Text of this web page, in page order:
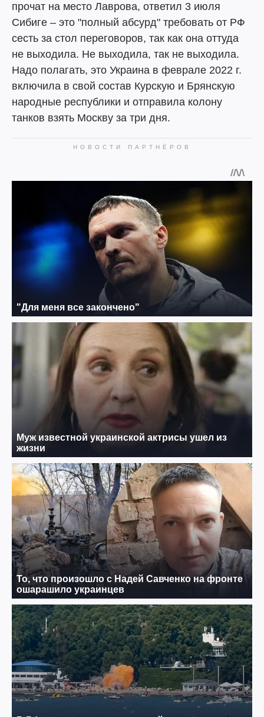
прочат на место Лаврова, ответил 3 июля
Сибиге – это "полный абсурд" требовать от РФ
сесть за стол переговоров, так как она оттуда
не выходила. Не выходила, так не выходила.
Надо полагать, это Украина в феврале 2022 г.
включила в свой состав Курскую и Брянскую
народные республики и отправила колону
танков взять Москву за три дня.